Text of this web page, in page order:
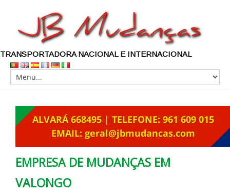
TRANSPORTADORA NACIONAL E INTERNACIONAL
EMPRESA DE MUDANÇAS EM
VALONGO